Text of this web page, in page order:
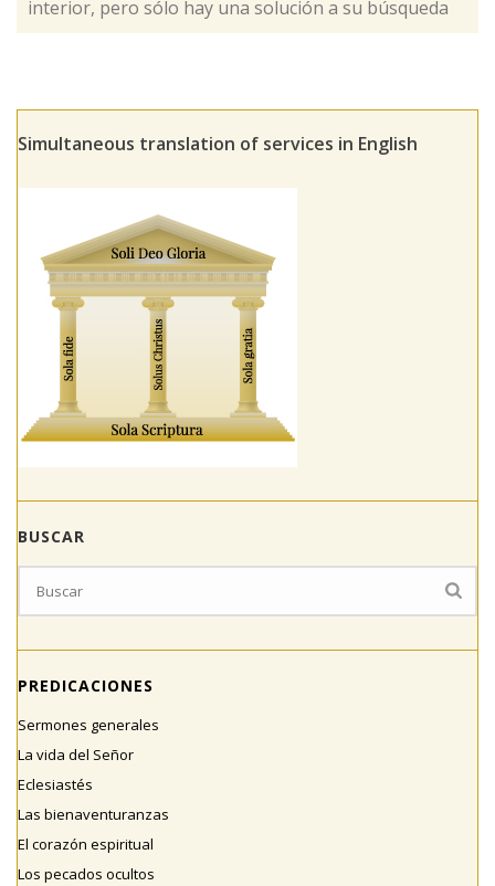
interior, pero sólo hay una solución a su búsqueda
Simultaneous translation of services in English
BUSCAR
PREDICACIONES
Sermones generales
La vida del Señor
Eclesiastés
Las bienaventuranzas
El corazón espiritual
Los pecados ocultos